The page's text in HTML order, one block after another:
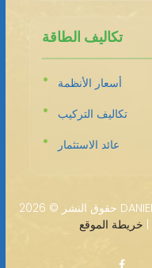
تكاليف الطاقة
أسعار الأنظمة
تكاليف التركيب
عائد الاستثمار
حقوق النشر ©
خريطة الموقع